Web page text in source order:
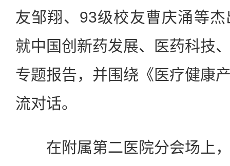
友邹翔、93级校友曹庆涌等
就中国创新药发展、医药科技
专题报告，并围绕《医疗健康
流对话。
在附属第二医院分会场上，